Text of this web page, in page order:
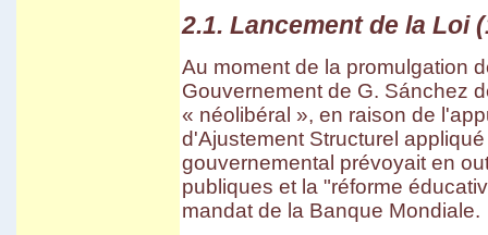
2.1. Lancement de la Loi
Au moment de la promulgation
Gouvernement de G. Sánchez
« néolibéral », en raison de
d'Ajustement Structurel
gouvernemental prévoyait en
publiques et la "réforme
mandat de la Banque Mondiale.